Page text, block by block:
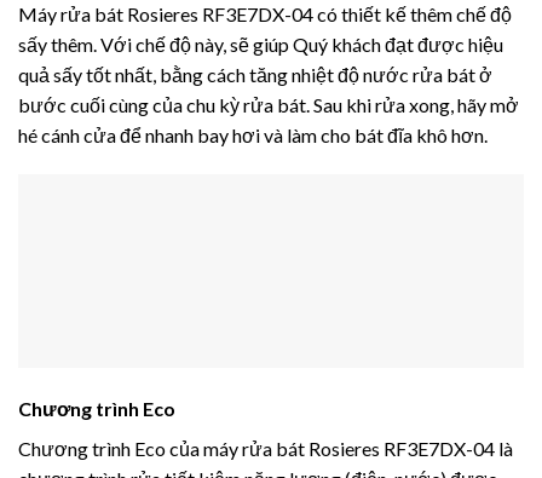
Máy rửa bát Rosieres RF3E7DX-04 có thiết kế thêm chế độ
sấy thêm. Với chế độ này, sẽ giúp Quý khách đạt được hiệu
quả sấy tốt nhất, bằng cách tăng nhiệt độ nước rửa bát ở
bước cuối cùng của chu kỳ rửa bát. Sau khi rửa xong, hãy mở
hé cánh cửa để nhanh bay hơi và làm cho bát đĩa khô hơn.
Chương trình Eco
Chương trình Eco của máy rửa bát Rosieres RF3E7DX-04 là